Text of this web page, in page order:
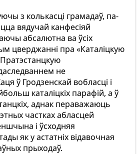
з колькасці грамадаў, па-
вядучай канфесіяй
абсалютна ва ўсіх
цверджанні пра «Каталіцкую
не
ў Гродзенскай вобласці і
каталіцкіх парафій, а ў
аднак пераважаюць
частках абласцей
і ўсходняя
як у астатніх відавочная
прыходаў.